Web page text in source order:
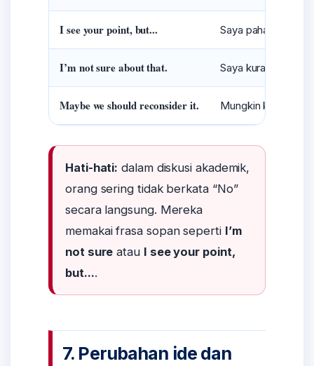
I see your point, but... Saya paham
I’m not sure about that. Saya kurang yakin.
Maybe we should reconsider it. Mungkin kita perlu
Hati-hati: dalam diskusi akademik,
orang sering tidak berkata “No”
secara langsung. Mereka
memakai frasa sopan seperti I’m
not sure atau I see your point,
but....
7. Perubahan ide dan